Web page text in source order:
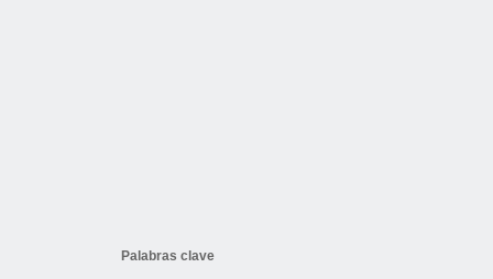
Palabras clave